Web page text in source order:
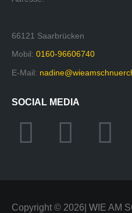
66121 Saarbrücken
Mobil: 0160-96606740
E-Mail:
SOCIAL MEDIA
Copyright © 2026 W IE AM